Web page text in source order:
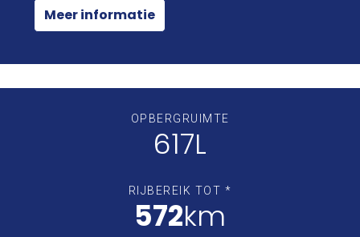
Meer informatie
OPBERGRUIMTE
617L
RIJBEREIK TOT *
572km